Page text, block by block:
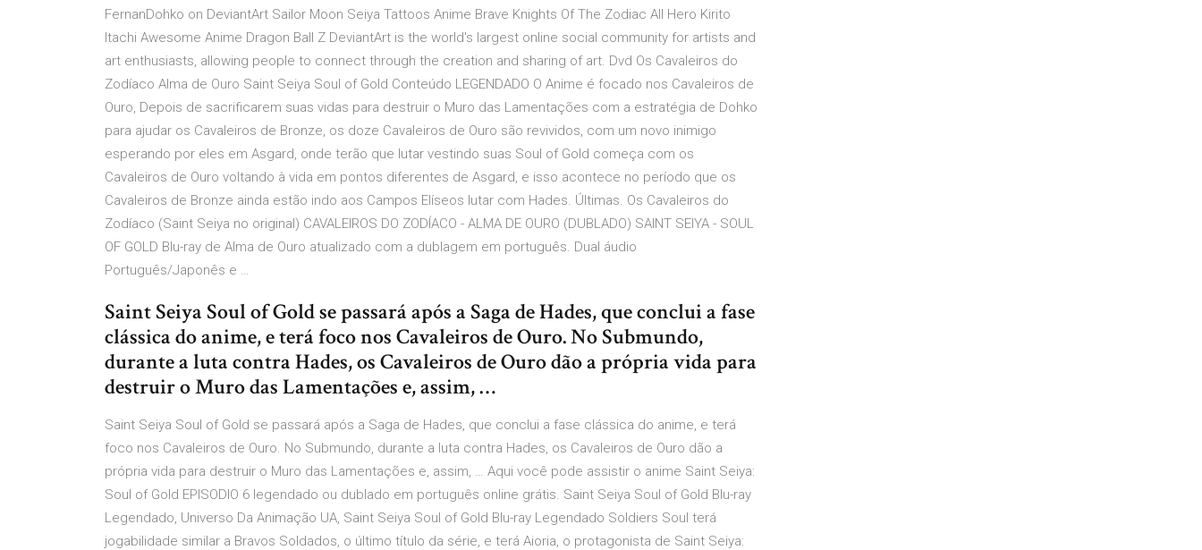
FernanDohko on DeviantArt Sailor Moon Seiya Tattoos Anime Brave Knights Of The Zodiac All Hero Kirito
Itachi Awesome Anime Dragon Ball Z DeviantArt is the world's largest online social community for artists and
art enthusiasts, allowing people to connect through the creation and sharing of art. Dvd Os Cavaleiros do
Zodíaco Alma de Ouro Saint Seiya Soul of Gold Conteúdo LEGENDADO O Anime é focado nos Cavaleiros de
Ouro, Depois de sacrificarem suas vidas para destruir o Muro das Lamentações com a estratégia de Dohko
para ajudar os Cavaleiros de Bronze, os doze Cavaleiros de Ouro são revividos, com um novo inimigo
esperando por eles em Asgard, onde terão que lutar vestindo suas Soul of Gold começa com os
Cavaleiros de Ouro voltando à vida em pontos diferentes de Asgard, e isso acontece no período que os
Cavaleiros de Bronze ainda estão indo aos Campos Elíseos lutar com Hades. Últimas. Os Cavaleiros do
Zodíaco (Saint Seiya no original) CAVALEIROS DO ZODÍACO - ALMA DE OURO (DUBLADO) SAINT SEIYA - SOUL
OF GOLD Blu-ray de Alma de Ouro atualizado com a dublagem em português. Dual áudio
Português/Japonês e …
Saint Seiya Soul of Gold se passará após a Saga de Hades, que conclui a fase
clássica do anime, e terá foco nos Cavaleiros de Ouro. No Submundo,
durante a luta contra Hades, os Cavaleiros de Ouro dão a própria vida para
destruir o Muro das Lamentações e, assim, …
Saint Seiya Soul of Gold se passará após a Saga de Hades, que conclui a fase clássica do anime, e terá
foco nos Cavaleiros de Ouro. No Submundo, durante a luta contra Hades, os Cavaleiros de Ouro dão a
própria vida para destruir o Muro das Lamentações e, assim, … Aqui você pode assistir o anime Saint Seiya:
Soul of Gold EPISODIO 6 legendado ou dublado em português online grátis. Saint Seiya Soul of Gold Blu-ray
Legendado, Universo Da Animação UA, Saint Seiya Soul of Gold Blu-ray Legendado Soldiers Soul terá
jogabilidade similar a Bravos Soldados, o último título da série, e terá Aioria, o protagonista de Saint Seiya: